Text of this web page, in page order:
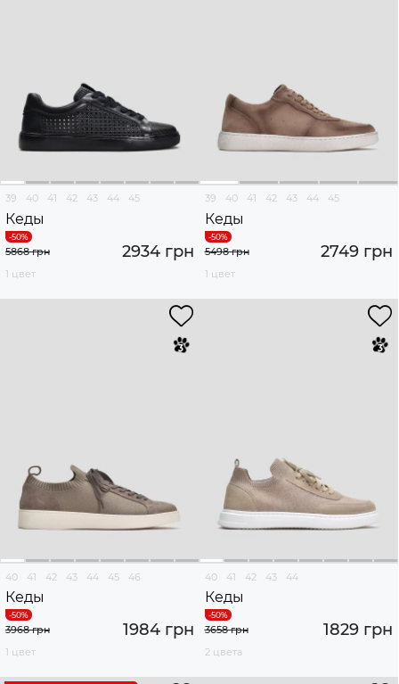
39 40 41 42 43 44 45
Кеды
2934 грн
5868 грн
1 цвет
39 40 41 42 43 44 45
Кеды
2749 грн
5498 грн
1 цвет
40 41 42 43 44 45 46
Кеды
1984 грн
3968 грн
1 цвет
40 41 42 43 44
Кеды
1829 грн
3658 грн
2 цвета